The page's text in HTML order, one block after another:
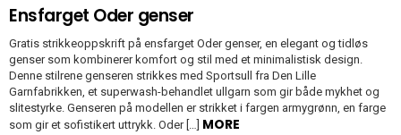
Ensfarget Oder genser
Gratis strikkeoppskrift på ensfarget Oder genser, en elegant og tidløs
genser som kombinerer komfort og stil med et minimalistisk design.
Denne stilrene genseren strikkes med Sportsull fra Den Lille
Garnfabrikken, et superwash-behandlet ullgarn som gir både mykhet og
slitestyrke. Genseren på modellen er strikket i fargen armygrønn, en farge
som gir et sofistikert uttrykk. Oder […] MORE